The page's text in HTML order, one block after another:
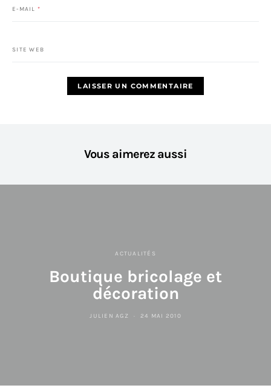
E-MAIL *
SITE WEB
Vous aimerez aussi
ACTUALITÉS
Boutique bricolage et
décoration
JULIEN AGZ 24 MAI 2010